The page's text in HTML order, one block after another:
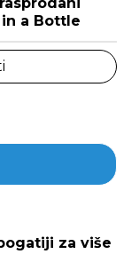
a Bottle
za više